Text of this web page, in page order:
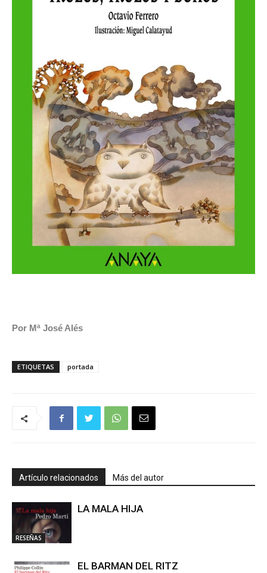
Por Mª José Alés
ETIQUETAS portada
Artículo relacionados Más del autor
RESEÑAS
LA MALA HIJA
EL BARMAN DEL RITZ